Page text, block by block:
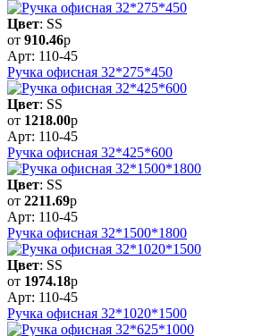
Цвет: SS
от 910.46р
Арт: 110-45
Ручка офисная 32*275*450
Цвет: SS
от 1218.00р
Арт: 110-45
Ручка офисная 32*425*600
Цвет: SS
от 2211.69р
Арт: 110-45
Ручка офисная 32*1500*1800
Цвет: SS
от 1974.18р
Арт: 110-45
Ручка офисная 32*1020*1500